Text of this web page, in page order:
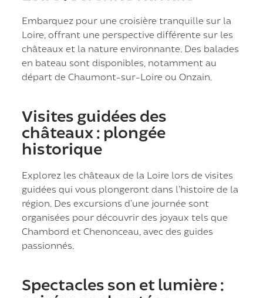
Embarquez pour une croisière tranquille sur la
Loire, offrant une perspective différente sur les
châteaux et la nature environnante. Des balades
en bateau sont disponibles, notamment au
départ de Chaumont-sur-Loire ou Onzain.
Visites guidées des
châteaux : plongée
historique
Explorez les châteaux de la Loire lors de visites
guidées qui vous plongeront dans l’histoire de la
région. Des excursions d’une journée sont
organisées pour découvrir des joyaux tels que
Chambord et Chenonceau, avec des guides
passionnés.
Spectacles son et lumière :